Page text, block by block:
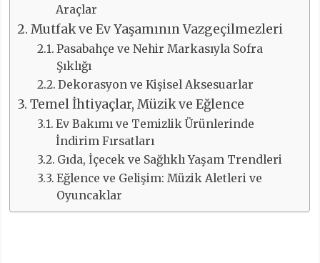
Araçlar
Mutfak ve Ev Yaşamının Vazgeçilmezleri
Pasabahçe ve Nehir Markasıyla Sofra
Şıklığı
Dekorasyon ve Kişisel Aksesuarlar
Temel İhtiyaçlar, Müzik ve Eğlence
Ev Bakımı ve Temizlik Ürünlerinde
İndirim Fırsatları
Gıda, İçecek ve Sağlıklı Yaşam Trendleri
Eğlence ve Gelişim: Müzik Aletleri ve
Oyuncaklar